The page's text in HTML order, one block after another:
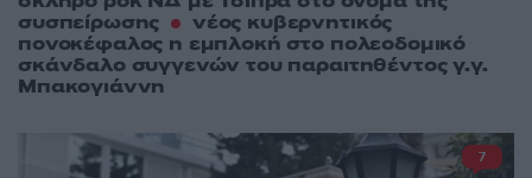
συσπείρωσης
νέος κυβερνητικός
πονοκέφαλος η εμπλοκή στο πολεοδομικό
σκάνδαλο συγγενών του παραιτηθέντος γ.γ.
Μπακογιάννη
7